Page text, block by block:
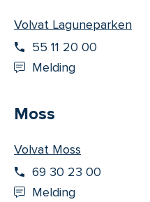
Volvat Laguneparken
55 11 20 00
Melding
Moss
Volvat Moss
69 30 23 00
Melding